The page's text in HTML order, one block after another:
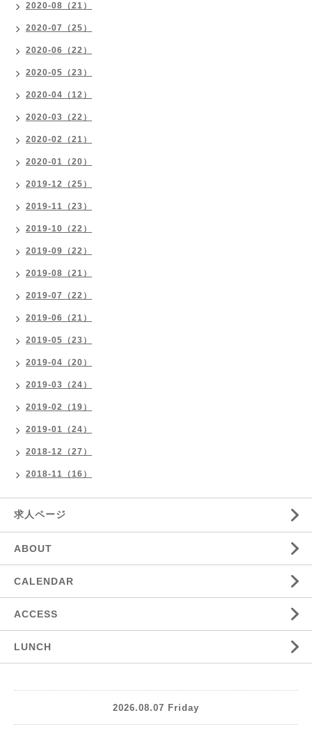
2020-08（21）
2020-07（25）
2020-06（22）
2020-05（23）
2020-04（12）
2020-03（22）
2020-02（21）
2020-01（20）
2019-12（25）
2019-11（23）
2019-10（22）
2019-09（22）
2019-08（21）
2019-07（22）
2019-06（21）
2019-05（23）
2019-04（20）
2019-03（24）
2019-02（19）
2019-01（24）
2018-12（27）
2018-11（16）
求人ページ
ABOUT
CALENDAR
ACCESS
LUNCH
2026.08.07 Friday